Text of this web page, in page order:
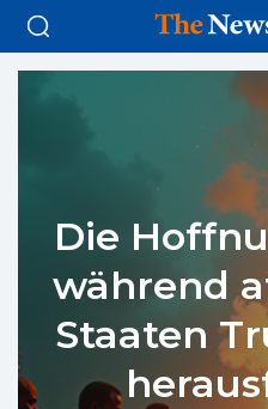
Die
während
Staaten